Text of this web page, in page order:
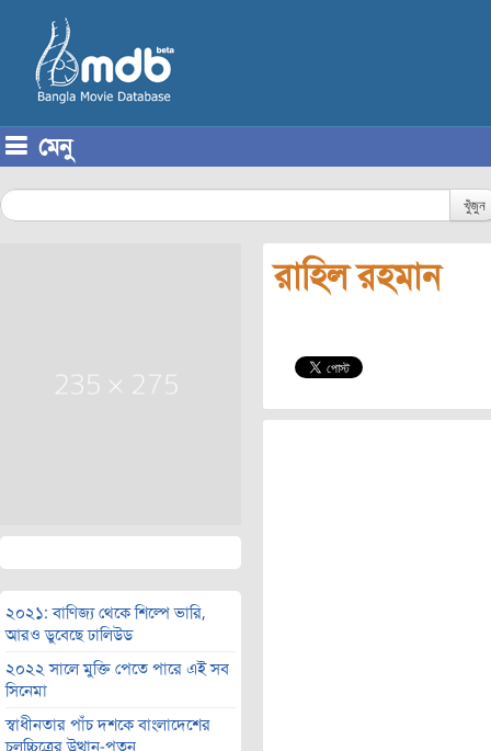
মেনু
খুঁজুন
২০২১: বাণিজ্য থেকে শিল্পে ভারি,
আরও ডুবেছে ঢালিউড
২০২২ সালে মুক্তি পেতে পারে এই সব
সিনেমা
স্বাধীনতার পাঁচ দশকে বাংলাদেশের
রাহিল রহমান